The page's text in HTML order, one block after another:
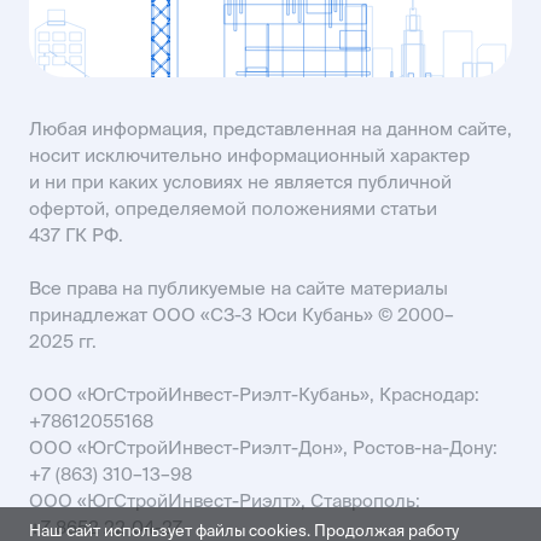
Любая информация, представленная на данном сайте,
носит исключительно информационный характер
и ни при каких условиях не является публичной
офертой, определяемой положениями статьи
437 ГК РФ.
Все права на публикуемые на сайте материалы
принадлежат ООО «СЗ-3 Юси Кубань» © 2000–
2025 гг.
ООО «ЮгСтройИнвест-Риэлт-Кубань», Краснодар:
+78612055168
ООО «ЮгСтройИнвест-Риэлт-Дон», Ростов-на-Дону:
+7 (863) 310–13–98
ООО «ЮгСтройИнвест-Риэлт», Ставрополь:
+7 8652 22-04-27
Наш сайт использует файлы cookies. Продолжая работу